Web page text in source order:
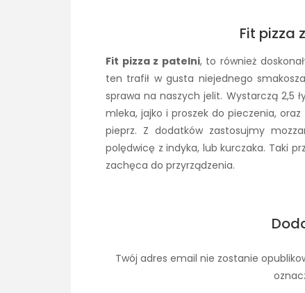
Fit pizza
Fit pizza z patelni, to również
ten trafił w gusta niejednego
sprawa na naszych jelit. Wystarczą 2,5
mleka, jajko i proszek do pieczenia,
pieprz. Z dodatków zastosujmy
polędwicę z indyka, lub kurczaka. Taki
zachęca do przyrządzenia.
Twój adres email nie zostanie